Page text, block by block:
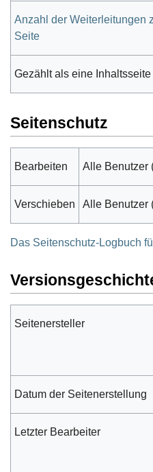
Anzahl der Weiterleitungen
Seite
Gezählt als eine Inhaltsseite
Seitenschutz
Bearbeiten Alle Benutzer
Verschieben Alle Benutzer
Das Seitenschutz-Logbuch
Seitenersteller
Datum der Seitenerstellung
Letzter Bearbeiter